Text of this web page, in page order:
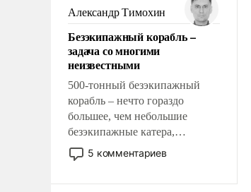
образованных людей. Иногда
казалось, что эти вопросы
решены раз и навсегда, но –
нет, не решены.
Александр Тимохин
Безэкипажный корабль –
задача со многими
неизвестными
500-тонный безэкипажный
корабль – нечто гораздо
большее, чем небольшие
безэкипажные катера,
применение которых уже
стало обыденностью. Задача по
5 комментариев